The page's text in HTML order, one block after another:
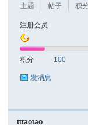
主题
帖子
积
注册会员
积分 100
发消息
tttaotao